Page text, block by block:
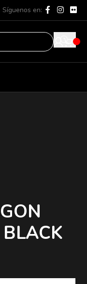
Síguenos en: